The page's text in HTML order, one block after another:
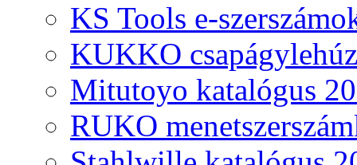
KS Tools e-
KUKKO
Mitutoyo katalógus
RUKO